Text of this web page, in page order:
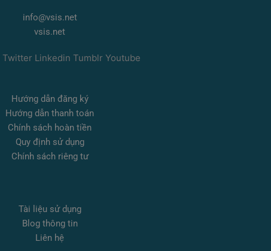
info@vsis.net
vsis.net
Twitter Linkedin Tumblr Youtube
Hướng dẫn đăng ký
Hướng dẫn thanh toán
Chính sách hoàn tiền
Quy định sử dụng
Chính sách riêng tư
Tài liệu sử dụng
Blog thông tin
Liên hệ